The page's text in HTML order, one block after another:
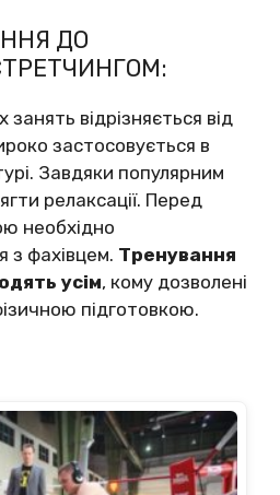
ДО
відрізняється від
застосовується в
Завдяки популярним
релаксації. Перед
необхідно
з фахівцем. Тренування
усім, кому дозволені
підготовкою.